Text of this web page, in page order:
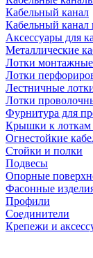
Кабельный канал
Кабельный
Аксессуары для
Металлические
Лотки
Лотки
Лестничные
Лотки
Фурнитура для
Крышки к лоткам
Огнестойкие
Стойки и полки
Подвесы
Опорные
Фасонные
Профили
Соединители
Крепежи и